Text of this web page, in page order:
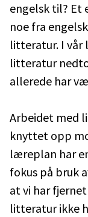
engelsk til? Et
noe fra
litteratur. I vår
litteratur
allerede har
Arbeidet med
knyttet opp
læreplan har
fokus på bruk
at vi har
litteratur ikke